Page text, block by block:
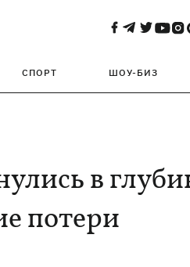
СПОРТ ШОУ-БИЗ
в
потери